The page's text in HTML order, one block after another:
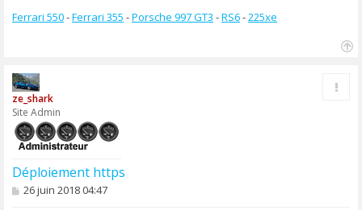
Ferrari 550-Ferrari 355 -Porsche 997 GT3 -RS6-225xe
ze_shark
Site Admin
Déploiement https
M
26 juin 2018 04:47